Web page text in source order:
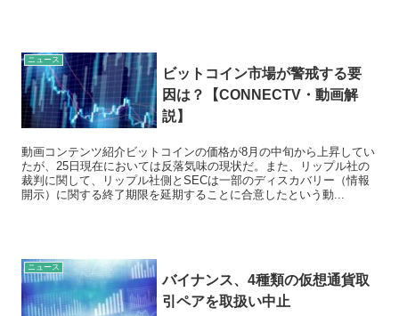
ニュース
ビットコイン市場が警戒する要
因は？【CONNECTV・動画解
説】
動画コンテンツ紹介ビットコインの価格が8月の中旬から上昇してい
たが、25日現在においては反落気味の現状だ。また、リップル社の
裁判に関して、リップル社側とSECは一部のディスカバリー（情報
開示）に関する終了期限を延期することに合意したという動...
ニュース
バイナンス、4種類の仮想通貨取
引ペアを取扱い中止